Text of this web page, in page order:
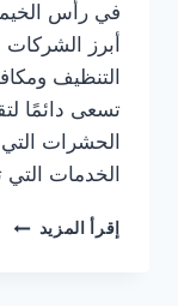
في رأس
أبرز
التنظيف
تسعى دائمًا
الحشرات
الخدمات
إقرأ المزيد شركة